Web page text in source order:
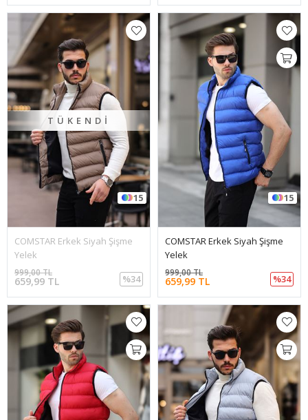
TÜKENDI
15
COMSTAR Erkek Siyah Şişme
Yelek
659,99 TL
999,00 TL
%34
15
COMSTAR Erkek Siyah Şişme
Yelek
659,99 TL
999,00 TL
%34